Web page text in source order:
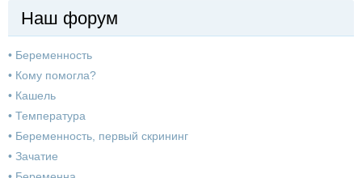
Наш форум
• Беременность
• Кому помогла?
• Кашель
• Температура
• Беременность, первый скрининг
• Зачатие